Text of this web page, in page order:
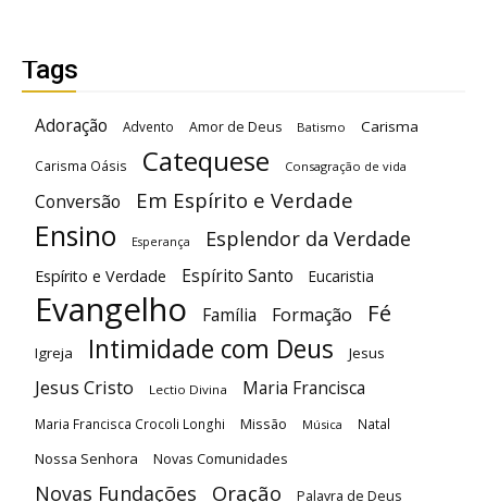
Tags
Adoração Advento Amor de Deus Batismo Carisma
Carisma Oásis Catequese Consagração de vida
Conversão Em Espírito e Verdade
Ensino Esperança Esplendor da Verdade
Espírito e Verdade Espírito Santo Eucaristia
Evangelho Família Formação Fé
Igreja Intimidade com Deus Jesus
Jesus Cristo Lectio Divina Maria Francisca
Maria Francisca Crocoli Longhi Missão Música Natal
Nossa Senhora Novas Comunidades
Novas Fundações Oração Palavra de Deus